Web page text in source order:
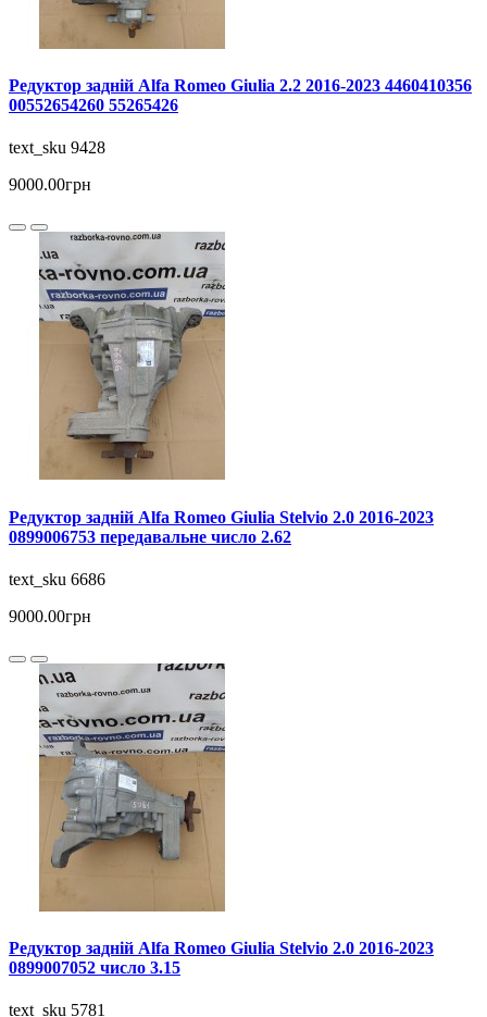
Редуктор задній Alfa Romeo Giulia 2.2 2016-2023 4460410356
00552654260 55265426
text_sku 9428
9000.00грн
Редуктор задній Alfa Romeo Giulia Stelvio 2.0 2016-2023
0899006753 передавальне число 2.62
text_sku 6686
9000.00грн
Редуктор задній Alfa Romeo Giulia Stelvio 2.0 2016-2023
0899007052 число 3.15
text_sku 5781